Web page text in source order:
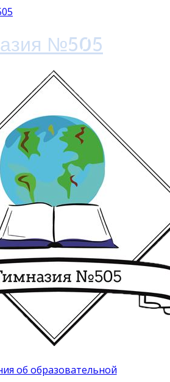
№505
об образовательной